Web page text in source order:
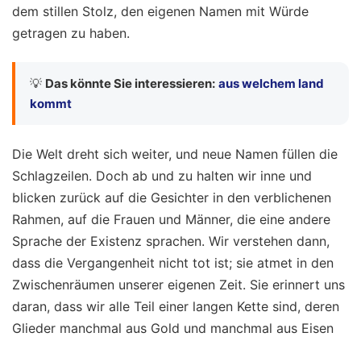
dem stillen Stolz, den eigenen Namen mit Würde
getragen zu haben.
💡 Das könnte Sie interessieren: aus welchem land
kommt
Die Welt dreht sich weiter, und neue Namen füllen die
Schlagzeilen. Doch ab und zu halten wir inne und
blicken zurück auf die Gesichter in den verblichenen
Rahmen, auf die Frauen und Männer, die eine andere
Sprache der Existenz sprachen. Wir verstehen dann,
dass die Vergangenheit nicht tot ist; sie atmet in den
Zwischenräumen unserer eigenen Zeit. Sie erinnert uns
daran, dass wir alle Teil einer langen Kette sind, deren
Glieder manchmal aus Gold und manchmal aus Eisen